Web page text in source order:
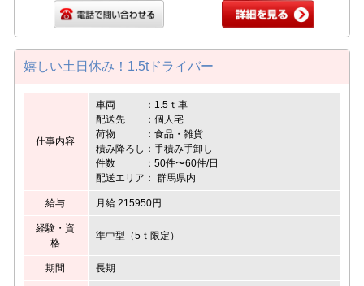
嬉しい土日休み！1.5tドライバー
仕事内容
車両 ：1.5ｔ車
配送先 ：個人宅
荷物 ：食品・雑貨
積み降ろし：手積み手卸し
件数 ：50件〜60件/日
配送エリア： 群馬県内
給与 月給 215950円
経験・資
格
準中型（5ｔ限定）
期間 長期